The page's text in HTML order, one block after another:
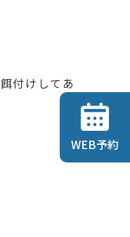
付けしてあ
WEB予約